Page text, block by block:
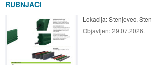
RUBNJACI
Lokacija:Stenjevec,
Objavljen:29.07.2026.